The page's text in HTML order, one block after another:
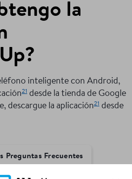
la
inteligente con Android,
21 desde la tienda de Google
descargue la aplicación21 desde
Preguntas Frecuentes